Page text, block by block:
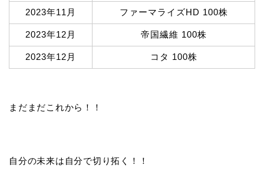
2023年11月 ファーマライズHD 100株
2023年12月 帝国繊維 100株
2023年12月 コタ 100株
まだまだこれから！！
自分の未来は自分で切り拓く！！